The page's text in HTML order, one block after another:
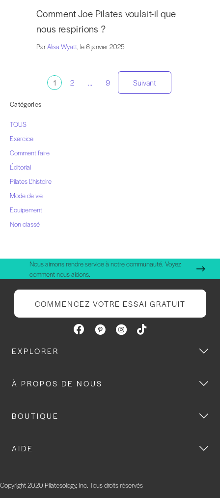
Catégories
TOUS
Exercice
Comment faire
Éditorial
Pilates L'histoire
Mode de vie
Equipement
Non classé
Comment Joe Pilates voulait-il que
nous respirions ?
ParAlisa Wyatt, le 6 janvier 2025
Pagination
des
messages
1 2 ... 9 Suivant
Nous aimons rendre service à notre communauté. Voyez
comment nous aidons.
COMMENCEZ VOTRE ESSAI GRATUIT
EXPLORER
À PROPOS DE NOUS
BOUTIQUE
AIDE
Copyright 2020 Pilatesology, Inc. Tous droits réservés